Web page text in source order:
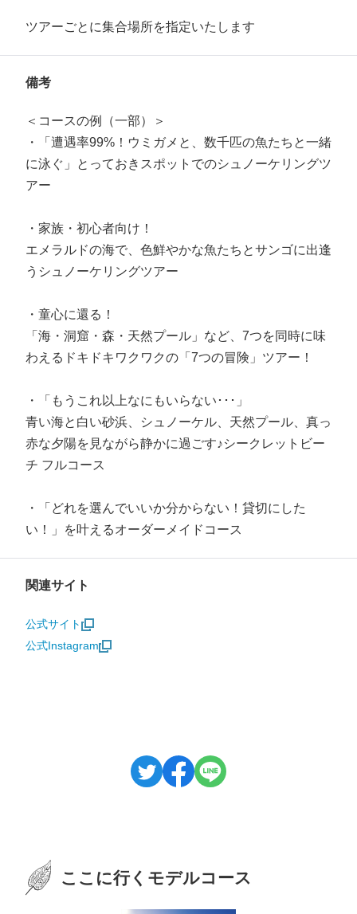
ツアーごとに集合場所を指定いたします
備考
＜コースの例（一部）＞
・「遭遇率99%！ウミガメと、数千匹の魚たちと一緒
に泳ぐ」とっておきスポットでのシュノーケリングツ
アー
・家族・初心者向け！
エメラルドの海で、色鮮やかな魚たちとサンゴに出逢
うシュノーケリングツアー
・童心に還る！
「海・洞窟・森・天然プール」など、7つを同時に味
わえるドキドキワクワクの「7つの冒険」ツアー！
・「もうこれ以上なにもいらない･･･」
青い海と白い砂浜、シュノーケル、天然プール、真っ
赤な夕陽を見ながら静かに過ごす♪シークレットビー
チ フルコース
・「どれを選んでいいか分からない！貸切にした
い！」を叶えるオーダーメイドコース
関連サイト
公式サイト
公式Instagram
ここに行くモデルコース